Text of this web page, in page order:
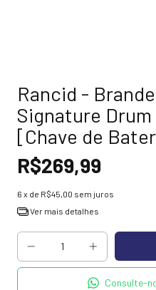
Rancid -
Signature Drum
[Chave de
R$269,99
6 x de R$45,00 sem juros
Ver mais detalhes
Consulte-